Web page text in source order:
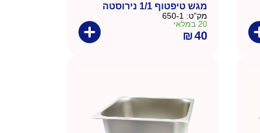
מגש טיפטוף 1/1 נירוסטה
מק”ט: 650-1
20 במלאי
₪40